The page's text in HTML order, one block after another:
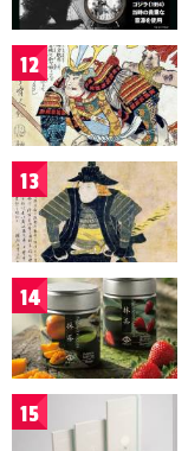
12
13
14
15